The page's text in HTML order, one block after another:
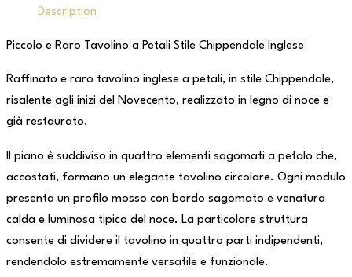
Description
Piccolo e Raro Tavolino a Petali Stile Chippendale Inglese
Raffinato e raro tavolino inglese a petali, in stile Chippendale,
risalente agli inizi del Novecento, realizzato in legno di noce e
già restaurato.
Il piano è suddiviso in quattro elementi sagomati a petalo che,
accostati, formano un elegante tavolino circolare. Ogni modulo
presenta un profilo mosso con bordo sagomato e venatura
calda e luminosa tipica del noce. La particolare struttura
consente di dividere il tavolino in quattro parti indipendenti,
rendendolo estremamente versatile e funzionale.